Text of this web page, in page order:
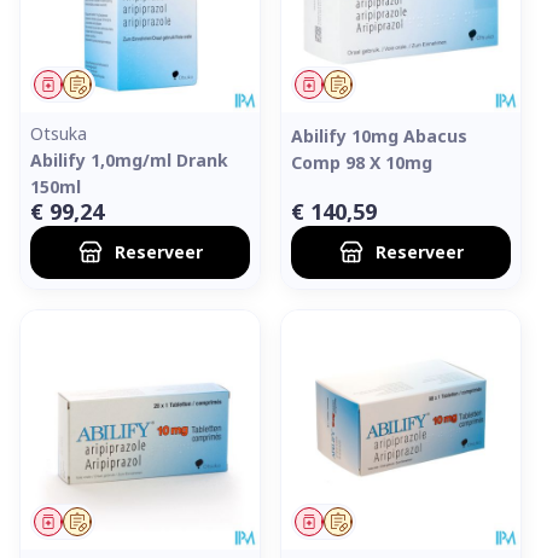
Op voorschrift
Geneesmiddel
Otsuka
Abilify 1,0mg/ml Drank
150ml
€ 99,24
Reserveer
Op voorschrift
Geneesmiddel
Abilify 10mg Abacus
Comp 98 X 10mg
€ 140,59
Reserveer
Op voorschrift
Geneesmiddel Op voorschrift
Geneesmiddel